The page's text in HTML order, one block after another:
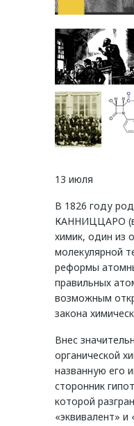
13 июля
В 1826 году
КАННИЦЦАРО (в
химик, один из
молекулярной
реформы
правильных
возможным
закона
Внес
органической
названную его
сторонник
которой
«эквивалент» и